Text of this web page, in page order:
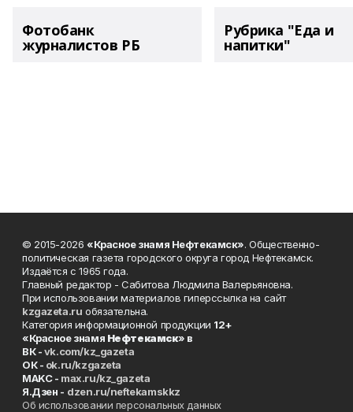
Фотобанк
журналистов РБ
Рубрика "Еда и
напитки"
© 2015-2026 «Красное знамя Нефтекамск». Общественно-
политическая газета городского округа город Нефтекамск.
Издаётся с 1965 года.
Главный редактор - Сабитова Людмила Валерьяновна.
При использовании материалов гиперссылка на сайт
kzgazeta.ru обязательна.
Категория информационной продукции 12+
«Красное знамя Нефтекамск» в
ВК -vk.com/kz_gazeta
ОК - ok.ru/kzgazeta
MAKC - max.ru/kz_gazeta
Я.Дзен - dzen.ru/neftekamskkz
Об использовании персональных данных